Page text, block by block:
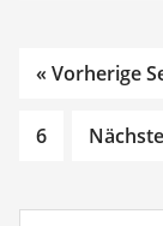
« Vorherige
Go
6